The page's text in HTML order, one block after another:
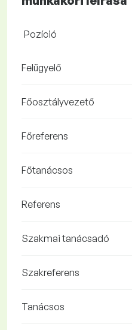
Pozíció
Felügyelő
Főosztályvezető
Főreferens
Főtanácsos
Referens
Szakmai tanácsadó
Szakreferens
Tanácsos